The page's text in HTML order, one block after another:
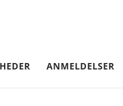
ANMELDELSER